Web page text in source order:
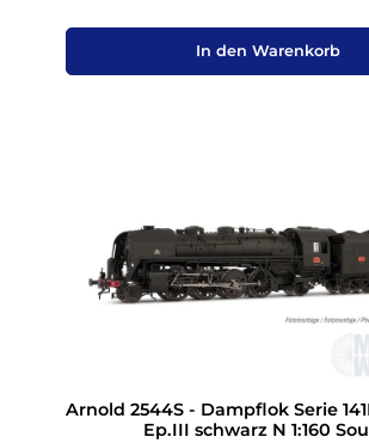
In den Warenkorb
Arnold 2544S - Dampflok Serie
Ep.III schwarz N 1:160